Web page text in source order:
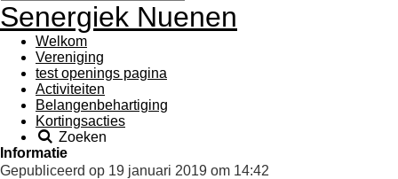
Senergiek Nuenen
Welkom
Vereniging
test openings pagina
Activiteiten
Belangenbehartiging
Kortingsacties
Zoeken
Informatie
Gepubliceerd op 19 januari 2019 om 14:42